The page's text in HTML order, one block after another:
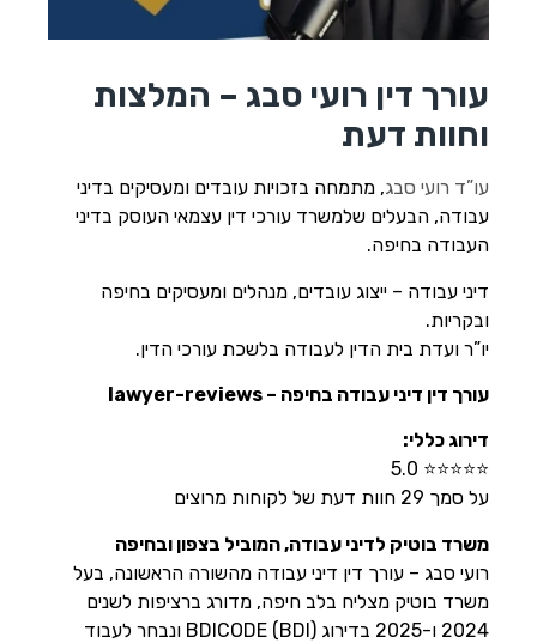
הוסף קו תחתון לקישורים
לאפס
cached
עורך דין רועי סבג – המלצות
וחוות דעת
עו”ד רועי סבג, מתמחה בזכויות עובדים ומעסיקים בדיני
עבודה, הבעלים שלמשרד עורכי דין עצמאי העוסק בדיני
העבודה בחיפה.
דיני עבודה – ייצוג עובדים, מנהלים ומעסיקים בחיפה
ובקריות.
יו”ר ועדת בית הדין לעבודה בלשכת עורכי הדין.
עורך דין דיני עבודה בחיפה – lawyer-reviews
דירוג כללי:
⭐⭐⭐⭐⭐ 5.0
על סמך 29 חוות דעת של לקוחות מרוצים
משרד בוטיק לדיני עבודה, המוביל בצפון ובחיפה
רועי סבג – עורך דין דיני עבודה מהשורה הראשונה, בעל
משרד בוטיק מצליח בלב חיפה, מדורג ברציפות לשנים
2024 ו-2025 בדירוג BDICODE (BDI) ונבחר לעבוד